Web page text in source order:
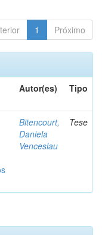
1 Próximo
Autor(es) Tipo
Bitencourt,
Daniela
Venceslau
Tese